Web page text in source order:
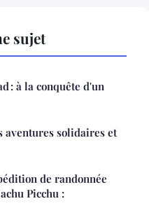
sujet
: à la conquête d'un
aventures solidaires et
de randonnée
Picchu :